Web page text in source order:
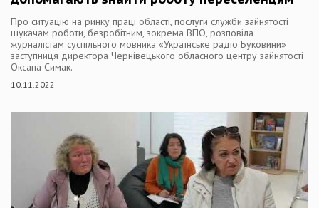
Про ситуацію на ринку праці області, послуги служби зайнятості
шукачам роботи, безробітним, зокрема ВПО, розповіла
журналістам суспільного мовника «Українське радіо Буковини»
заступниця директора Чернівецького обласного центру зайнятості
Оксана Симак.
10.11.2022